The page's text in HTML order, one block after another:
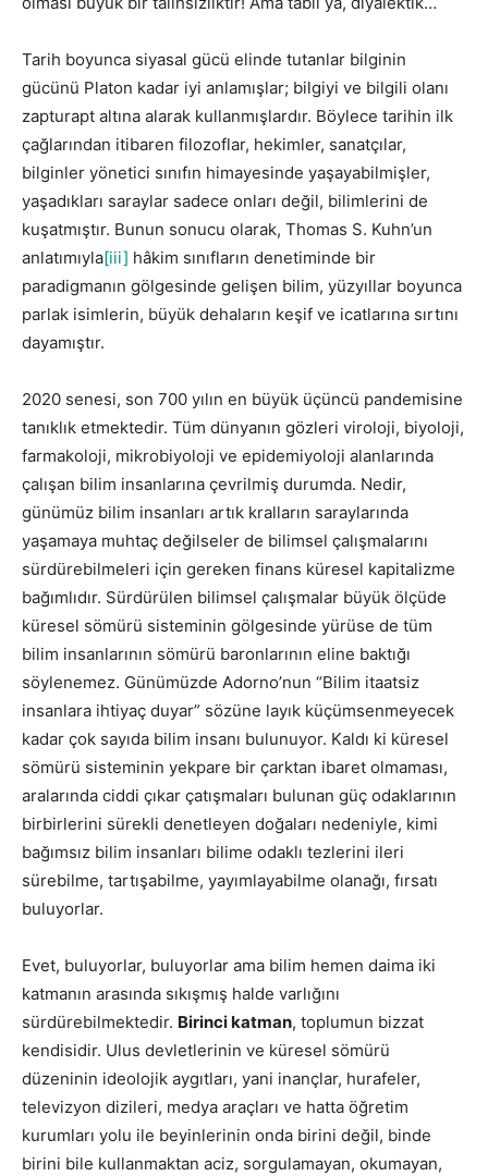
Tarih boyunca siyasal gücü elinde tutanlar bilginin
gücünü Platon kadar iyi anlamışlar; bilgiyi ve bilgili olanı
zapturapt altına alarak kullanmışlardır. Böylece tarihin ilk
çağlarından itibaren filozoflar, hekimler, sanatçılar,
bilginler yönetici sınıfın himayesinde yaşayabilmişler,
yaşadıkları saraylar sadece onları değil, bilimlerini de
kuşatmıştır. Bunun sonucu olarak, Thomas S. Kuhn’un
anlatımıyla[iii] hâkim sınıfların denetiminde bir
paradigmanın gölgesinde gelişen bilim, yüzyıllar boyunca
parlak isimlerin, büyük dehaların keşif ve icatlarına sırtını
dayamıştır.
2020 senesi, son 700 yılın en büyük üçüncü pandemisine
tanıklık etmektedir. Tüm dünyanın gözleri viroloji, biyoloji,
farmakoloji, mikrobiyoloji ve epidemiyoloji alanlarında
çalışan bilim insanlarına çevrilmiş durumda. Nedir,
günümüz bilim insanları artık kralların saraylarında
yaşamaya muhtaç değilseler de bilimsel çalışmalarını
sürdürebilmeleri için gereken finans küresel kapitalizme
bağımlıdır. Sürdürülen bilimsel çalışmalar büyük ölçüde
küresel sömürü sisteminin gölgesinde yürüse de tüm
bilim insanlarının sömürü baronlarının eline baktığı
söylenemez. Günümüzde Adorno’nun “Bilim itaatsiz
insanlara ihtiyaç duyar” sözüne layık küçümsenmeyecek
kadar çok sayıda bilim insanı bulunuyor. Kaldı ki küresel
sömürü sisteminin yekpare bir çarktan ibaret olmaması,
aralarında ciddi çıkar çatışmaları bulunan güç odaklarının
birbirlerini sürekli denetleyen doğaları nedeniyle, kimi
bağımsız bilim insanları bilime odaklı tezlerini ileri
sürebilme, tartışabilme, yayımlayabilme olanağı, fırsatı
buluyorlar.
Evet, buluyorlar, buluyorlar ama bilim hemen daima iki
katmanın arasında sıkışmış halde varlığını
sürdürebilmektedir. Birinci katman, toplumun bizzat
kendisidir. Ulus devletlerinin ve küresel sömürü
düzeninin ideolojik aygıtları, yani inançlar, hurafeler,
televizyon dizileri, medya araçları ve hatta öğretim
kurumları yolu ile beyinlerinin onda birini değil, binde
birini bile kullanmaktan aciz, sorgulamayan, okumayan,